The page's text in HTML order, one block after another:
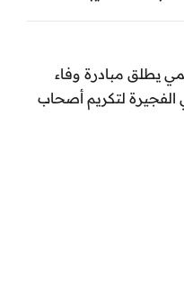
يطلق مبادرة وفاء
الفجيرة لتكريم أصحاب